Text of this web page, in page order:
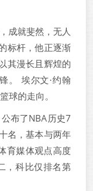
成就斐然，无人
标杆，他正逐渐
其漫长且辉煌的
。 埃尔文·约翰
球的走向。
布了NBA历史7
名，基本与两年
育媒体观点高度
，科比仅排名第